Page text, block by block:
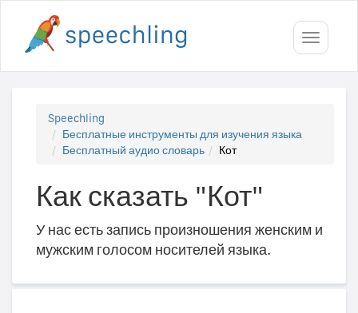
Toggle
Speechling
Бесплатные инструменты для изучения языка
Бесплатный аудио словарь
Кот
Как сказать "Кот"
У нас есть запись произношения женским и
мужским голосом носителей языка.